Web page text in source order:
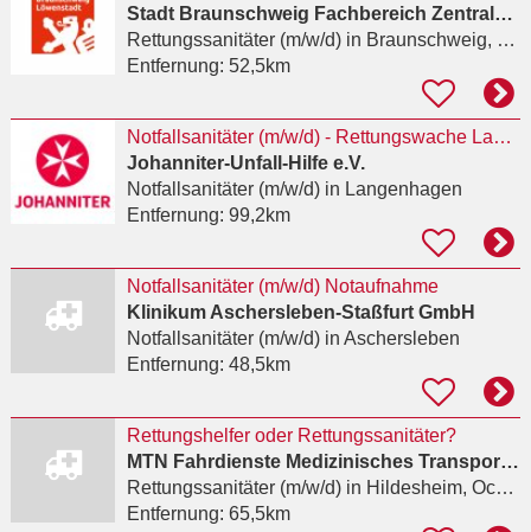
Stadt Braunschweig Fachbereich Zentrale Dienste
Rettungssanitäter (m/w/d)in Braunschweig, Zentrum
Entfernung: 52,5km
Notfallsanitäter (m/w/d) - Rettungswache Langenhagen
Johanniter-Unfall-Hilfe e.V.
Notfallsanitäter (m/w/d)in Langenhagen
Entfernung: 99,2km
Notfallsanitäter (m/w/d) Notaufnahme
Klinikum Aschersleben-Staßfurt GmbH
Notfallsanitäter (m/w/d)in Aschersleben
Entfernung: 48,5km
Rettungshelfer oder Rettungssanitäter?
MTN Fahrdienste Medizinisches Transportmanagement Niedersachsen Eicke Rojahn e.K.
Rettungssanitäter (m/w/d)in Hildesheim, Ochtersum
Entfernung: 65,5km